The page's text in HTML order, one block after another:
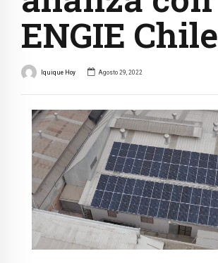
ENGIE Chile
Iquique Hoy Agosto 29, 2022